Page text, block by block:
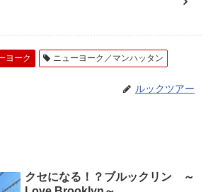
ヨーク ニューヨーク／マンハッタン
ルックツアー
クセになる！？ブルックリン ～